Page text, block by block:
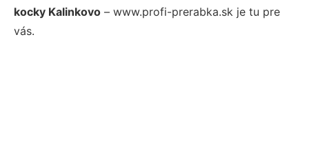
kocky Kalinkovo – www.profi-prerabka.sk je tu pre
vás.